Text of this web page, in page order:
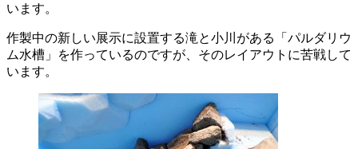
います。
作製中の新しい展示に設置する滝と小川がある「パルダリウ
ム水槽」を作っているのですが、そのレイアウトに苦戦して
います。